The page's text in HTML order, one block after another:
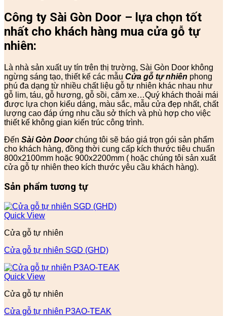
Công ty Sài Gòn Door – lựa chọn tốt
nhất cho khách hàng mua cửa gỗ tự
nhiên:
Là nhà sản xuất uy tín trên thị trường, Sài Gòn Door không
ngừng sáng tạo, thiết kế các mẫu Cửa gỗ tự nhiên phong
phú đa dạng từ nhiều chất liệu gỗ tự nhiên khác nhau như
gỗ lim, táu, gỗ hương, gỗ sồi, căm xe…Quý khách thoải mái
được lựa chọn kiểu dáng, màu sắc, mẫu cửa đẹp nhất, chất
lượng cao đáp ứng nhu cầu sở thích và phù hợp cho việc
thiết kế không gian kiến trúc công trình.
Đến Sài Gòn Doorchúng tôi sẽ báo giá trọn gói sản phẩm
cho khách hàng, đồng thời cung cấp kích thước tiêu chuẩn
800x2100mm hoặc 900x2200mm ( hoặc chúng tôi sản xuất
cửa gỗ tự nhiên theo kích thước yêu cầu khách hàng).
Sản phẩm tương tự
Quick View
Cửa gỗ tự nhiên
Cửa gỗ tự nhiên SGD (GHD)
Quick View
Cửa gỗ tự nhiên
Cửa gỗ tự nhiên P3AO-TEAK